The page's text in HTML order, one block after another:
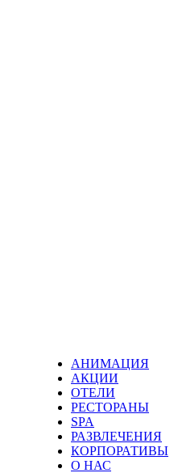
АНИМАЦИЯ
АКЦИИ
ОТЕЛИ
РЕСТОРАНЫ
SPA
РАЗВЛЕЧЕНИЯ
КОРПОРАТИВЫ
О НАС